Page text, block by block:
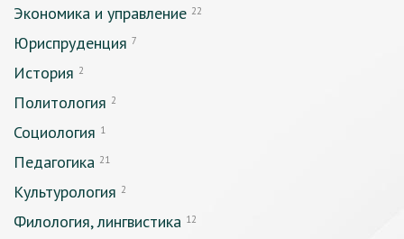
Экономика и управление 22
Юриспруденция 7
История 2
Политология 2
Социология 1
Педагогика 21
Культурология 2
Филология, лингвистика 12